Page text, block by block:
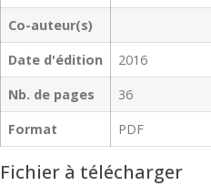
Co-auteur(s)
Date d'édition
2016
Nb. de pages
36
Format
PDF
Fichier à télécharger